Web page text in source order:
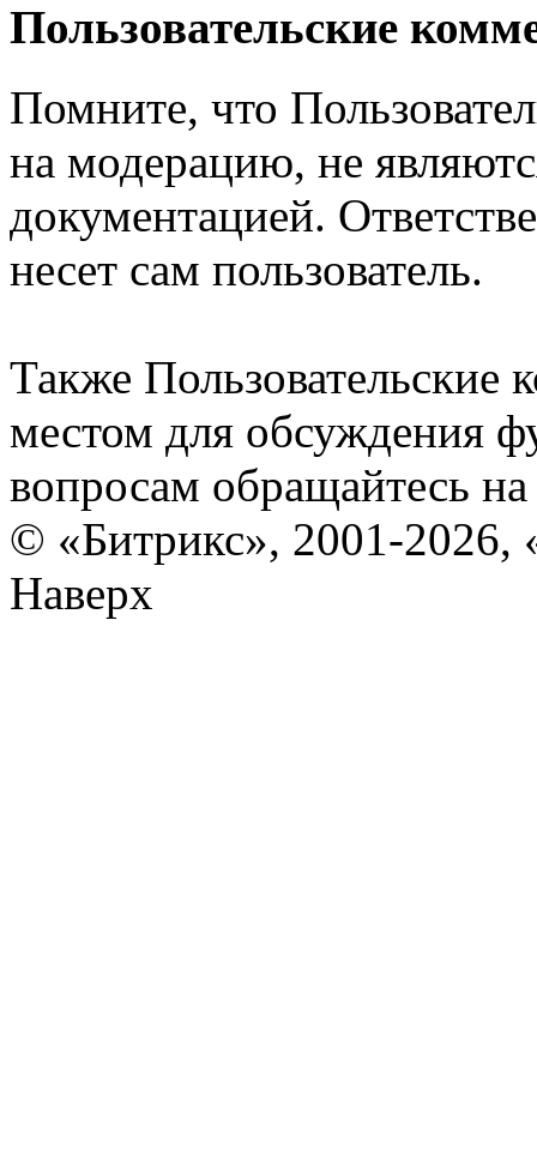
Пользовательские
Помните, что
на модерацию, не
документацией.
несет сам пользователь.
Также Пользовательские
местом для обсуждения
вопросам обращайтесь
© «Битрикс», 2001-2026,
Наверх